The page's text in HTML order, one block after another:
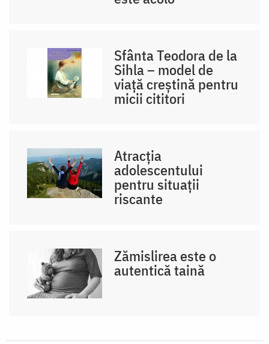
Sfânta Teodora de la
Sihla – model de
viaţă creştină pentru
micii cititori
Atracția
adolescentului
pentru situații
riscante
Zămislirea este o
autentică taină